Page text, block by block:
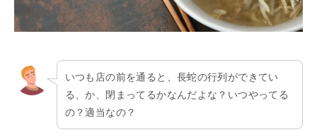
いつも店の前を通ると、長蛇の行列ができてい
る、か、閉まってるかなんだよな？いつやってる
の？適当なの？